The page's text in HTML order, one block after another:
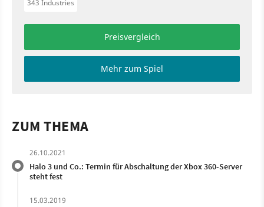
343 Industries
Preisvergleich
Mehr zum Spiel
ZUM THEMA
26.10.2021
Halo 3 und Co.: Termin für Abschaltung der Xbox 360-Server
steht fest
15.03.2019